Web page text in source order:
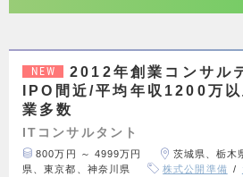
NEW
2012年創業コンサル
IPO間近/平均年収1200万
業多数
ITコンサルタント
800万円 ～ 4999万円
茨城県、栃木
県、東京都、神奈川県
株式公開準備